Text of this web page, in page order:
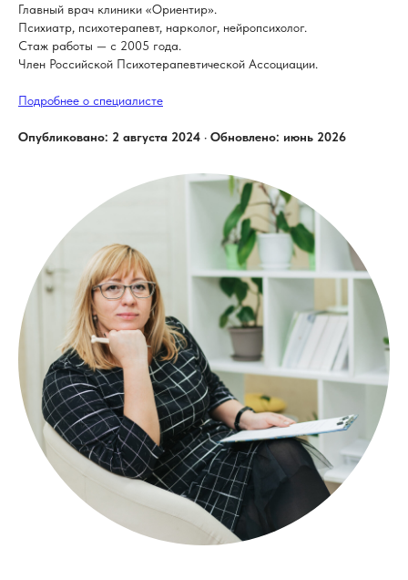
Главный врач клиники «Ориентир».
Психиатр, психотерапевт, нарколог, нейропсихолог.
Стаж работы — с 2005 года.
Член Российской Психотерапевтической Ассоциации.
Подробнее о специалисте
Опубликовано: 2 августа 2024 · Обновлено: июнь 2026